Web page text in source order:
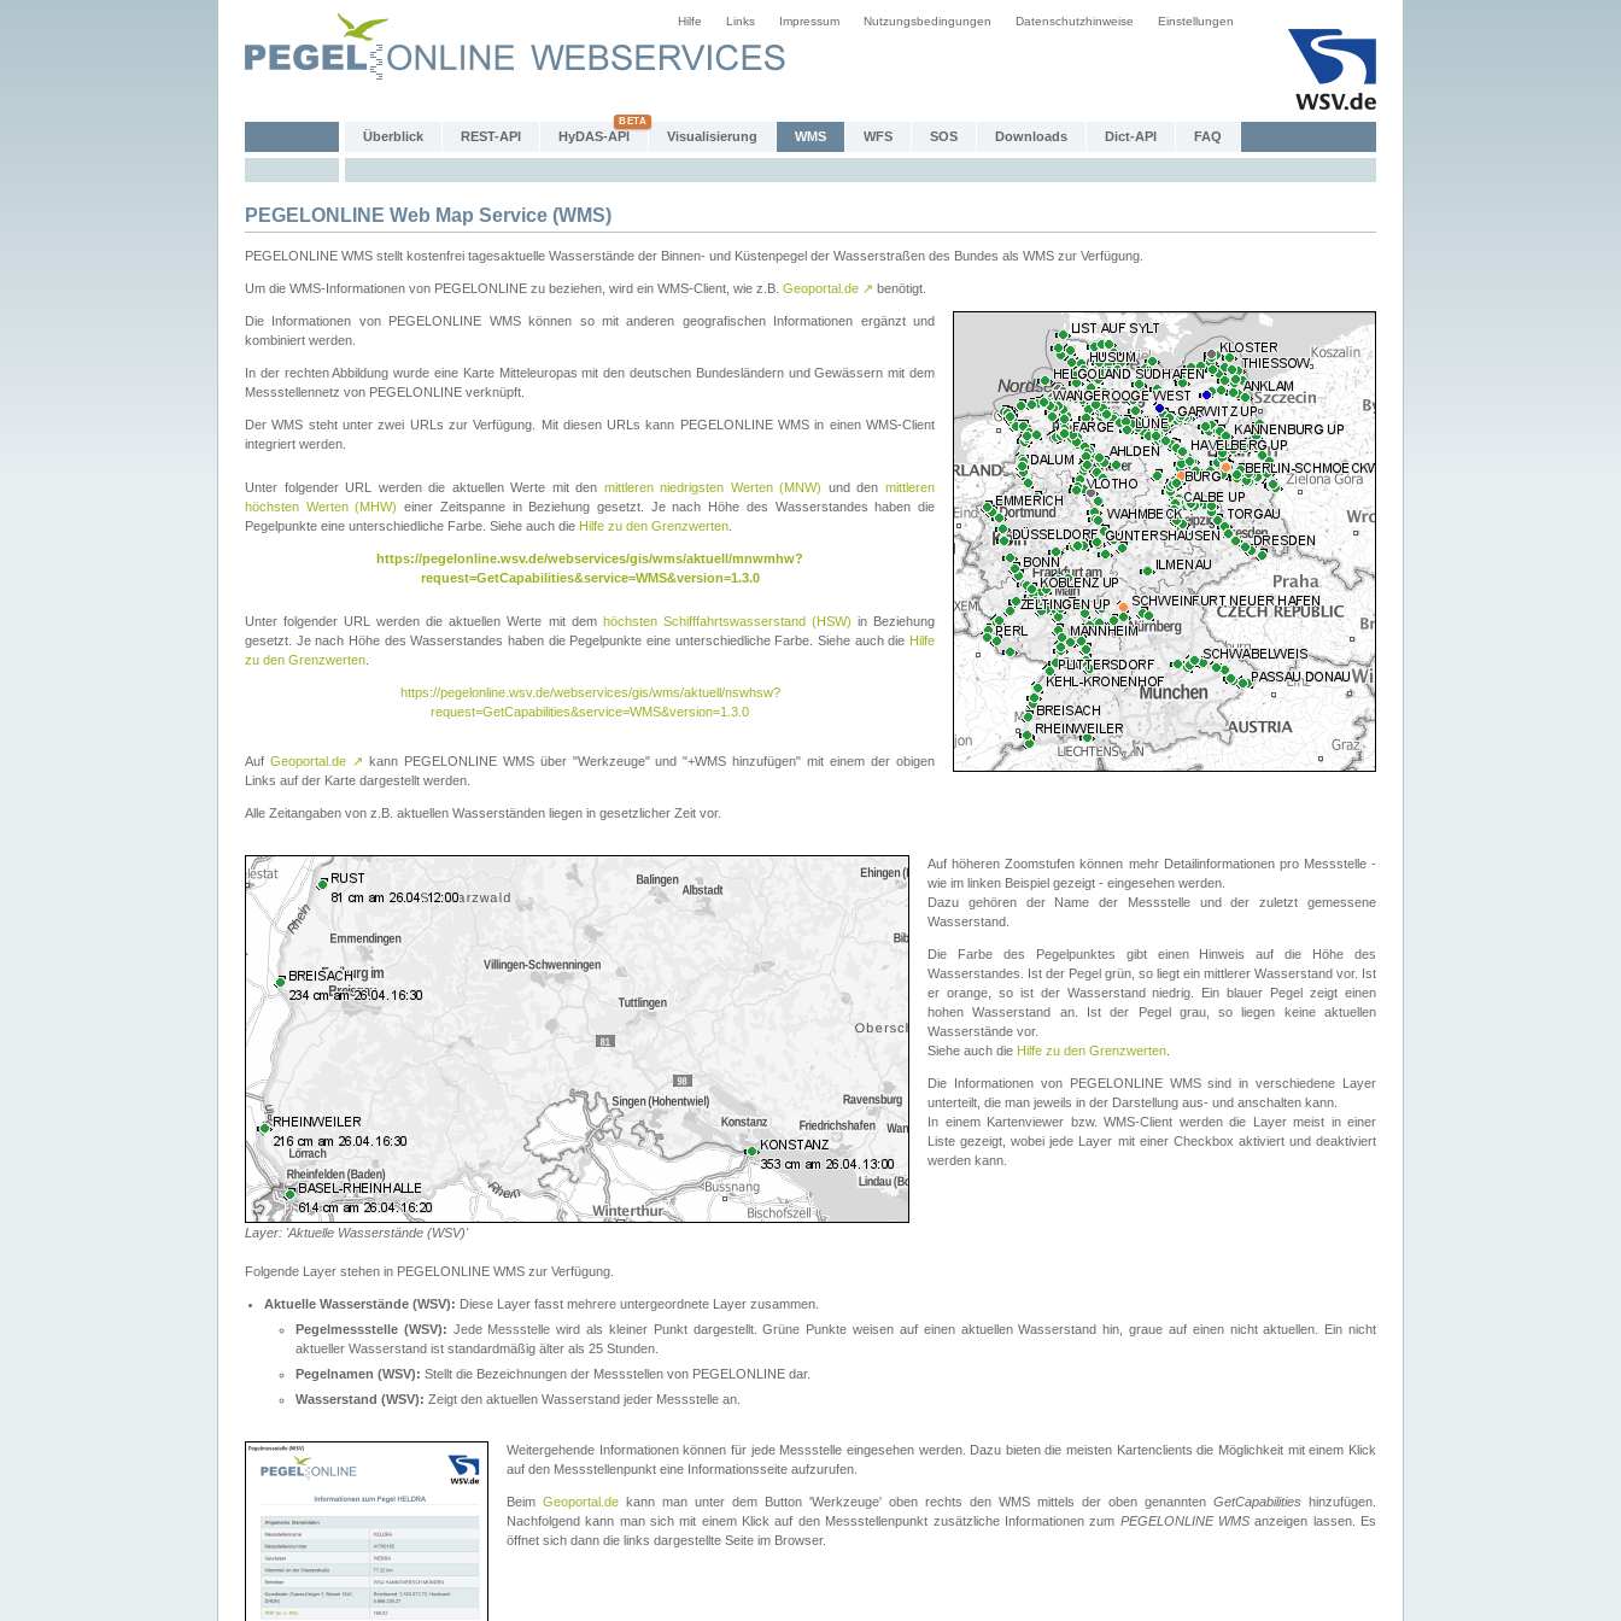
Hilfe Links Impressum Nutzungsbedingungen Datenschutzhinweise Einstellungen
Überblick REST-API HyDAS-API Visualisierung WMS WFS SOS Downloads Dict-API FAQ
PEGELONLINE Web Map Service (WMS)
PEGELONLINE WMS stellt kostenfrei tagesaktuelle Wasserstände der Binnen- und Küstenpegel der Wasserstraßen des Bundes als WMS zur Verfügung.
Um die WMS-Informationen von PEGELONLINE zu beziehen, wird ein WMS-Client, wie z.B. Geoportal.de ↗ benötigt.
Die Informationen von PEGELONLINE WMS können so mit anderen geografischen Informationen ergänzt und
kombiniert werden.
In der rechten Abbildung wurde eine Karte Mitteleuropas mit den deutschen Bundesländern und Gewässern mit dem
Messstellennetz von PEGELONLINE verknüpft.
Der WMS steht unter zwei URLs zur Verfügung. Mit diesen URLs kann PEGELONLINE WMS in einen WMS-Client
integriert werden.
Unter folgender URL werden die aktuellen Werte mit den mittleren niedrigsten Werten (MNW) und denmittleren
höchsten Werten (MHW) einer Zeitspanne in Beziehung gesetzt. Je nach Höhe des Wasserstandes haben die
Pegelpunkte eine unterschiedliche Farbe. Siehe auch die Hilfe zu den Grenzwerten
https://pegelonline.wsv.de/webservices/gis/wms/aktuell/mnwmhw?
request=GetCapabilities&service=WMS&version=1.3.0
Unter folgender URL werden die aktuellen Werte mit dem höchsten Schifffahrtswasserstand (HSW) in Beziehung
gesetzt. Je nach Höhe des Wasserstandes haben die Pegelpunkte eine unterschiedliche Farbe. Siehe auch die Hilfe
zu den Grenzwerten
https://pegelonline.wsv.de/webservices/gis/wms/aktuell/nswhsw?
request=GetCapabilities&service=WMS&version=1.3.0
Auf Geoportal.de ↗ kann PEGELONLINE WMS über "Werkzeuge" und "+WMS hinzufügen" mit einem der obigen
Links auf der Karte dargestellt werden.
Alle Zeitangaben von z.B. aktuellen Wasserständen liegen in gesetzlicher Zeit vor.
Layer: 'Aktuelle Wasserstände (WSV)'
Auf höheren Zoomstufen können mehr Detailinformationen pro Messstelle -
wie im linken Beispiel gezeigt - eingesehen werden.
Dazu gehören der Name der Messstelle und der zuletzt gemessene
Wasserstand.
Die Farbe des Pegelpunktes gibt einen Hinweis auf die Höhe des
Wasserstandes. Ist der Pegel grün, so liegt ein mittlerer Wasserstand vor. Ist
er orange, so ist der Wasserstand niedrig. Ein blauer Pegel zeigt einen
hohen Wasserstand an. Ist der Pegel grau, so liegen keine aktuellen
Wasserstände vor.
Siehe auch die Hilfe zu den Grenzwerten
Die Informationen von PEGELONLINE WMS sind in verschiedene Layer
unterteilt, die man jeweils in der Darstellung aus- und anschalten kann.
In einem Kartenviewer bzw. WMS-Client werden die Layer meist in einer
Liste gezeigt, wobei jede Layer mit einer Checkbox aktiviert und deaktiviert
werden kann.
Folgende Layer stehen in PEGELONLINE WMS zur Verfügung.
Aktuelle Wasserstände (WSV): Diese Layer fasst mehrere untergeordnete Layer zusammen.
Pegelmessstelle (WSV): Jede Messstelle wird als kleiner Punkt dargestellt. Grüne Punkte weisen auf einen aktuellen Wasserstand hin, graue auf einen nicht aktuellen. Ein nicht
aktueller Wasserstand ist standardmäßig älter als 25 Stunden.
Pegelnamen (WSV): Stellt die Bezeichnungen der Messstellen von PEGELONLINE dar.
Wasserstand (WSV): Zeigt den aktuellen Wasserstand jeder Messstelle an.
Weitergehende Informationen können für jede Messstelle eingesehen werden. Dazu bieten die meisten Kartenclients die Möglichkeit mit einem Klick
auf den Messstellenpunkt eine Informationsseite aufzurufen.
Beim Geoportal.de kann man unter dem Button 'Werkzeuge' oben rechts den WMS mittels der oben genannten GetCapabilities hinzufügen.
Nachfolgend kann man sich mit einem Klick auf den Messstellenpunkt zusätzliche Informationen zum PEGELONLINE WMSanzeigen lassen. Es
öffnet sich dann die links dargestellte Seite im Browser.